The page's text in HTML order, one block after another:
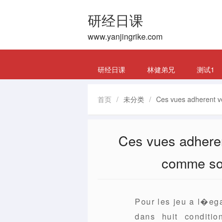
研经日课
www.yanjingrike.com
研经日课 林健弟兄 测试1
首页 / 未分类 / Ces vues adherent
Ces vues
comme
Pour les jeu a
dans huit